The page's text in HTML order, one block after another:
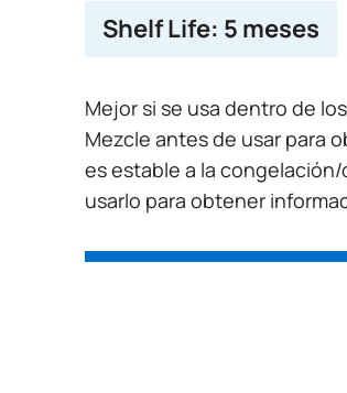
Shelf Life: 5 meses
Mejor si se usa dentro de
Mezcle antes de usar para
es estable a la
usarlo para obtener